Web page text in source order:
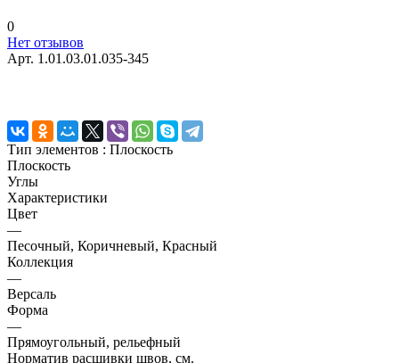
0
Нет отзывов
Арт. 1.01.03.01.035-345
Тип элементов : Плоскость
Плоскость
Углы
Характеристики
Цвет
—
Песочный, Коричневый, Красный
Коллекция
—
Версаль
Форма
—
Прямоугольный, рельефный
Норматив расшивки швов, см.